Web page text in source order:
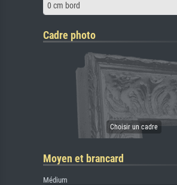
0 cm bord
Cadre photo
Moyen et brancard
Médium